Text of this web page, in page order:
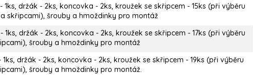
1ks, držák - 2ks, koncovka - 2ks, kroužek se skřipcem - 15ks (při výběru
skřipcami), šrouby a hmoždinky pro montáž
1ks, držák - 2ks, koncovka - 2ks, kroužek se skřipcem - 17ks (při výběru
šrouby a hmoždinky pro montáž
držák - 2ks, koncovka - 2ks, kroužek se skřipcem - 19ks (při výběru
šrouby a hmoždinky pro montáž.